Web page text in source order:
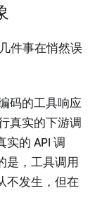
件事在悄然误
码的工具响应
真实的下游调
实的 API 调
是，工具调用
不发生，但在